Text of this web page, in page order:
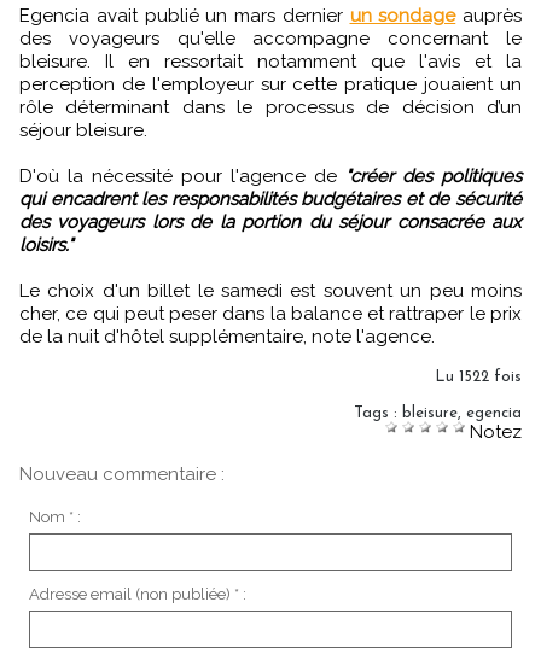
Egencia avait publié un mars dernier un sondageauprès
des voyageurs qu'elle accompagne concernant le
bleisure. Il en ressortait notamment que l'avis et la
perception de l'employeur sur cette pratique jouaient un
rôle déterminant dans le processus de décision d’un
séjour bleisure.
D'où la nécessité pour l'agence de "créer des politiques
qui encadrent les responsabilités budgétaires et de sécurité
des voyageurs lors de la portion du séjour consacrée aux
loisirs."
Le choix d'un billet le samedi est souvent un peu moins
cher, ce qui peut peser dans la balance et rattraper le prix
de la nuit d'hôtel supplémentaire, note l'agence.
Lu 1522 fois
Tags : bleisure, egencia
Notez
Nouveau commentaire :
Nom * :
Adresse email (non publiée) * :